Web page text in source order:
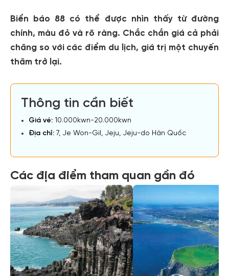
Biển báo 88 có thể được nhìn thấy từ đường
chính, màu đỏ và rõ ràng. Chắc chắn giá cả phải
chăng so với các điểm du lịch, giá trị một chuyến
thăm trở lại.
Thông tin cần biết
Giá vé: 10.000kwn-20.000kwn
Địa chỉ: 7, Je Won-Gil, Jeju, Jeju-do Hàn Quốc
Các địa điểm tham quan gần đó